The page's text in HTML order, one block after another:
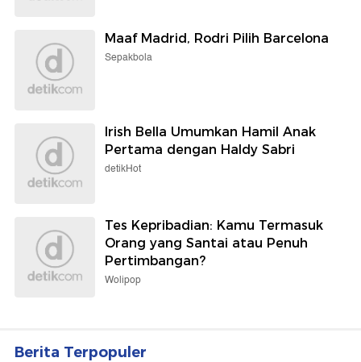
Maaf Madrid, Rodri Pilih Barcelona
Sepakbola
Irish Bella Umumkan Hamil Anak
Pertama dengan Haldy Sabri
detikHot
Tes Kepribadian: Kamu Termasuk
Orang yang Santai atau Penuh
Pertimbangan?
Wolipop
Berita Terpopuler